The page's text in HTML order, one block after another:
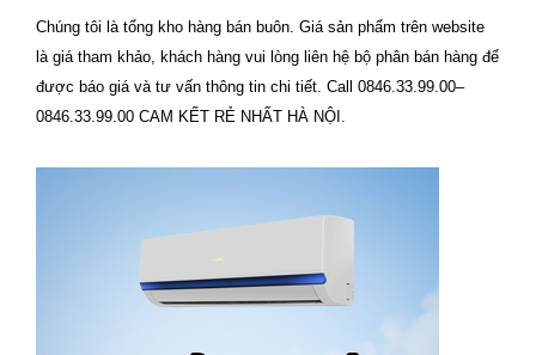
Chúng tôi là tổng kho hàng bán buôn. Giá sản phẩm trên website
là giá tham khảo, khách hàng vui lòng liên hệ bộ phân bán hàng để
được báo giá và tư vấn thông tin chi tiết. Call 0846.33.99.00–
0846.33.99.00 CAM KẾT RẺ NHẤT HÀ NỘI.